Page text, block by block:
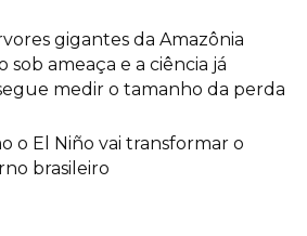
gigantes da Amazônia
sob ameaça e a ciência já
medir o tamanho da perda
o El Niño vai transformar o
brasileiro